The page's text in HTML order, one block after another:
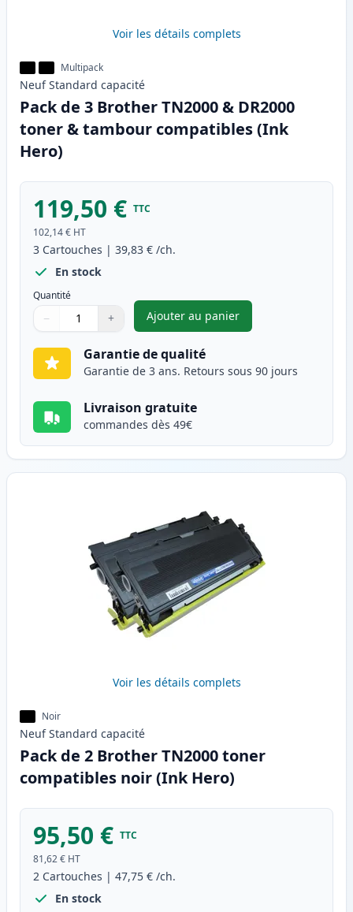
Voir les détails complets
Multipack
Neuf Standard capacité
Pack de 3 Brother TN2000 & DR2000
toner & tambour compatibles (Ink
Hero)
119,50 € TTC
102,14 € HT
3 Cartouches | 39,83 € /ch.
En stock
Quantité
Quantité
Utilisez les boutons pour ajuster
− +
Quantité
Ajouter au panier
,Pack de 3 Brother TN2000
Garantie de qualité
Garantie de 3 ans. Retours sous 90 jours
Livraison gratuite
commandes dès 49€
Voir les détails complets
Noir
Neuf Standard capacité
Pack de 2 Brother TN2000 toner
compatibles noir (Ink Hero)
95,50 € TTC
81,62 € HT
2 Cartouches | 47,75 € /ch.
En stock